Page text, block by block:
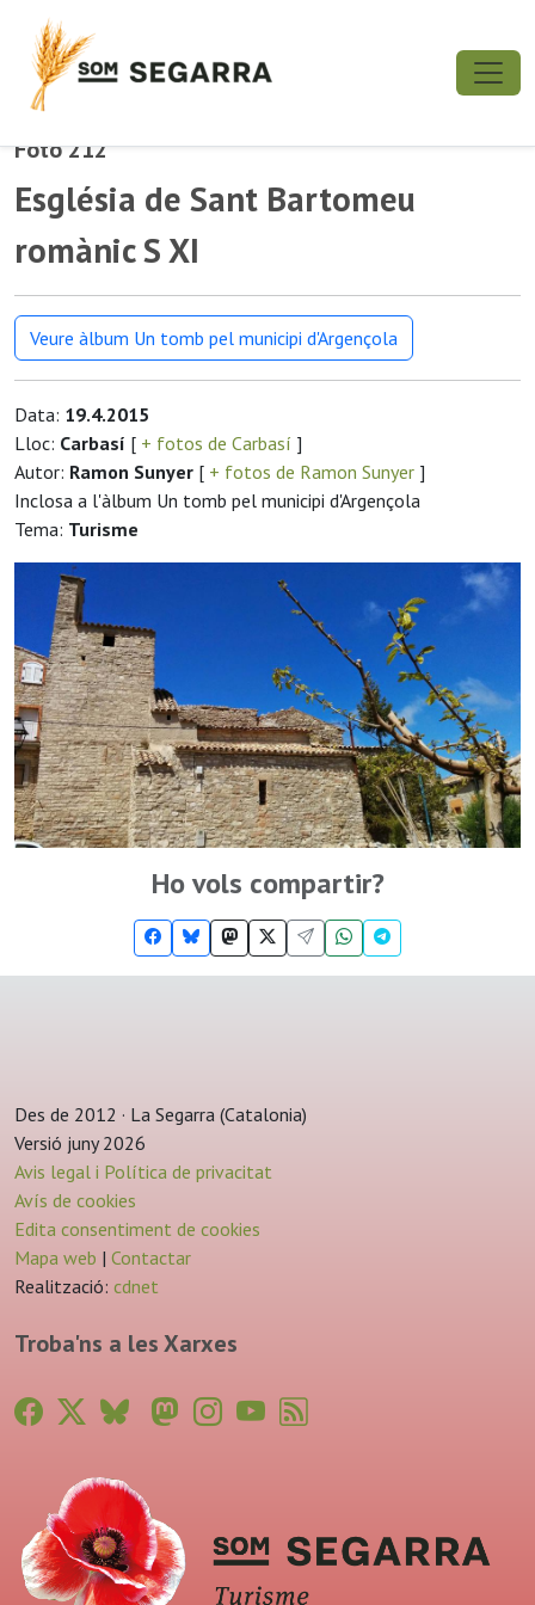
Foto 212
Església de Sant Bartomeu
romànic S XI
Veure àlbum Un tomb pel municipi d'Argençola
Data: 19.4.2015
Lloc: Carbasí [ + fotos de Carbasí ]
Autor: Ramon Sunyer [ + fotos de Ramon Sunyer ]
Inclosa a l'àlbum Un tomb pel municipi d'Argençola
Tema: Turisme
Ho vols compartir?
Des de 2012 · La Segarra (Catalonia)
Versió juny 2026
Avis legal i Política de privacitat
Avís de cookies
Edita consentiment de cookies
Mapa web | Contactar
Realització: cdnet
Troba'ns a les Xarxes